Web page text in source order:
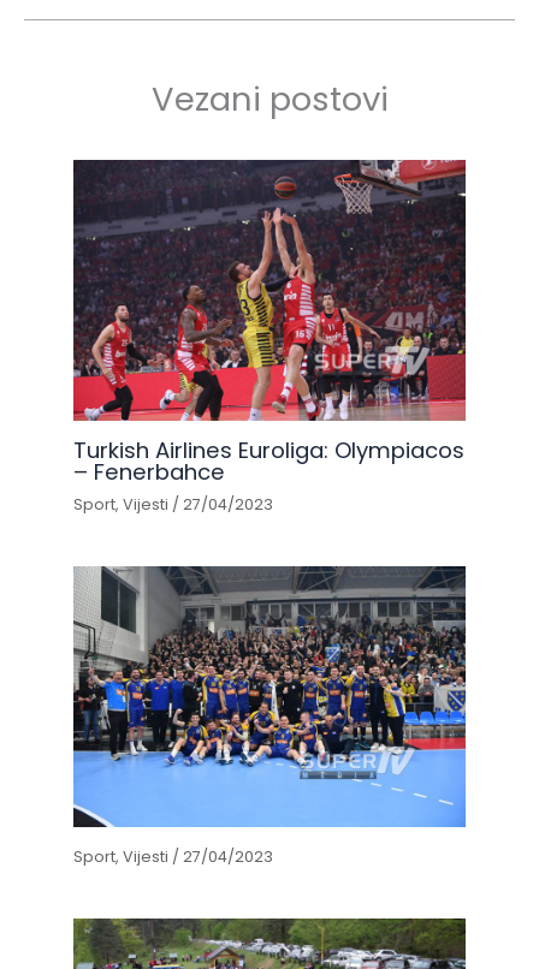
Vezani postovi
Turkish Airlines Euroliga: Olympiacos
– Fenerbahce
Sport,Vijesti /27/04/2023
Sport,Vijesti /27/04/2023